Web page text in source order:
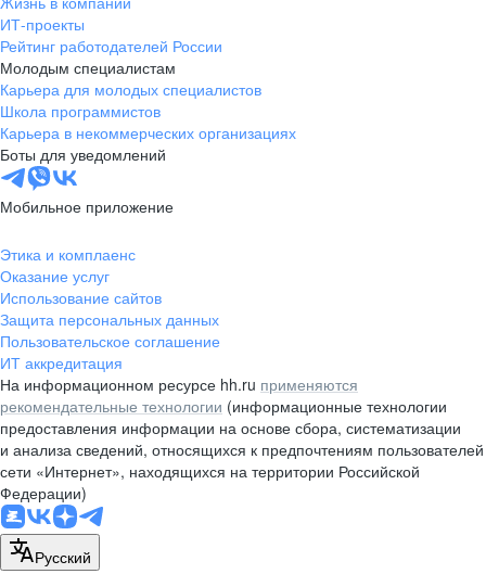
ул. Большевистская, д. 35,
помещение 21
+7 383 207-94-64
pr@nsk.hh.ru
Минск
пр-т Дзержинского, д. 57,
10 этаж, помещение 45-1
pr@rabota.by
Алматы
пр. Абая, д. 151, БЦ Алатау,
12 этаж, офис 1209
+7 727 232-13-13
pr@headhunter.com.kz
ИТ-проекты
Рейтинг работодателей России
Молодым специалистам
Карьера для молодых специалистов
Школа программистов
Карьера в некоммерческих организациях
Боты для уведомлений
Мобильное приложение
Этика и комплаенс
Оказание услуг
Использование сайтов
Защита персональных данных
Пользовательское соглашение
ИТ аккредитация
На информационном ресурсе hh.ru применяются
рекомендательные технологии (информационные технологии
предоставления информации на основе сбора, систематизации
и анализа сведений, относящихся к предпочтениям пользователей
сети «Интернет», находящихся на территории Российской
Федерации)
Русский